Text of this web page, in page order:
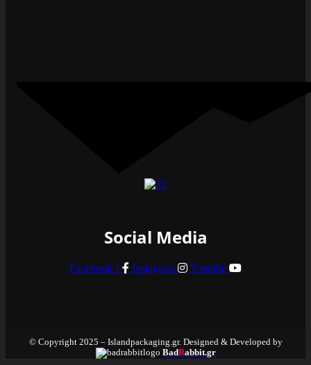
Social Media
Facebook-f Instagram Youtube
© Copyright 2025 – Islandpackaging.gr. Designed & Developed by
BadRabbit.gr